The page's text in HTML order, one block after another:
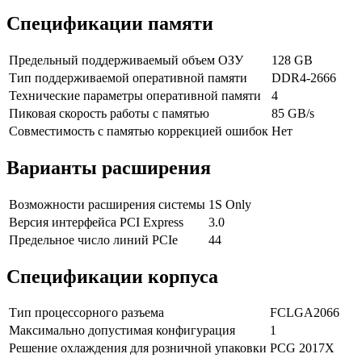
Спецификации памяти
Предельный поддерживаемый объем ОЗУ
128 GB
Тип поддерживаемой оперативной памяти
DDR4-2666
Технические параметры оперативной памяти
4
Пиковая скорость работы с памятью
85 GB/s
Совместимость с памятью коррекцией ошибок Нет
Варианты расширения
Возможности расширения системы 1S Only
Версия интерфейса PCI Express
3.0
Предельное число линий PCIe
44
Спецификации корпуса
Тип процессорного разъема
FCLGA2066
Максимально допустимая конфигурация
1
Решение охлаждения для розничной упаковки PCG 2017X